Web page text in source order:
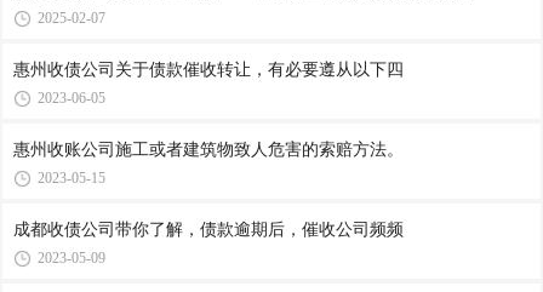
2025-02-07
惠州收债公司​关于债款催收转让，有必要遵从以下四
2023-06-05
惠州收账公司​施工或者建筑物致人危害的索赔方法。
2023-05-15
成都收债公司​带你了解，债款逾期后，催收公司频频
2023-05-09